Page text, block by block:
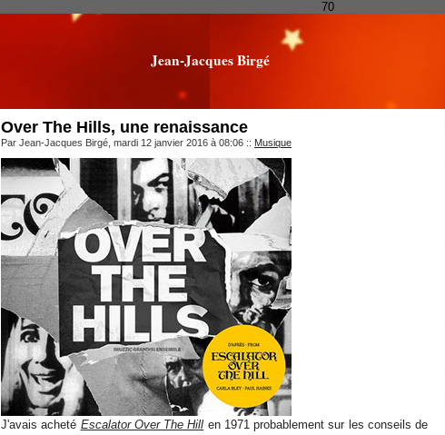
70
Jean-Jacques Birgé
Over The Hills, une renaissance
Par Jean-Jacques Birgé, mardi 12 janvier 2016 à 08:06 :: Musique
J'avais acheté Escalator Over The Hill en 1971 probablement sur les conseils de